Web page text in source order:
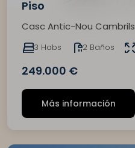
Piso
Casc Antic-Nou Cambrils
3 Habs 2 Baños
249.000 €
Más información